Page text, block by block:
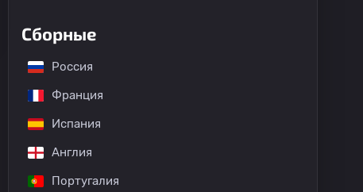
Сборные
Россия
Франция
Испания
Англия
Португалия